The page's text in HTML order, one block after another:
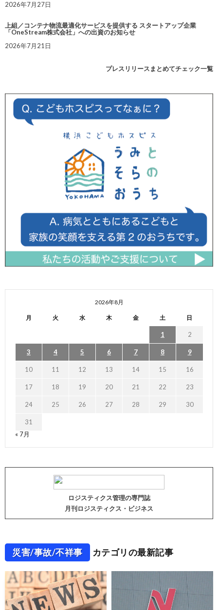
2026年7月27日
上組／コンテナ物流最適化サービスを提供する スタートアップ企業
「OneStream株式会社」への出資のお知らせ
2026年7月21日
プレスリリースまとめてチェック一覧
2026年8月
月 火 水 木 金 土 日
1 2
3 4 5 6 7 8 9
10 11 12 13 14 15 16
17 18 19 20 21 22 23
24 25 26 27 28 29 30
31
« 7月
ロジスティクス管理の専門誌
月刊ロジスティクス・ビジネス
災害/事故/不祥事 カテゴリの最新記事